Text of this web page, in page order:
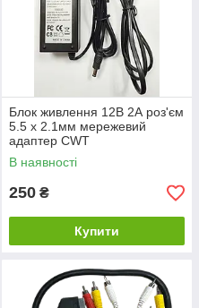
Блок живлення 12В 2А роз'єм
5.5 х 2.1мм мережевий
адаптер CWT
В наявності
250 ₴
Купити